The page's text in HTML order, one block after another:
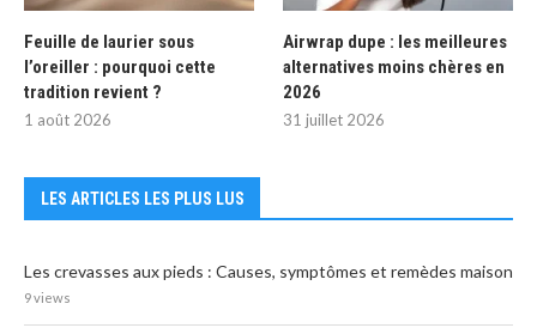
Feuille de laurier sous
l’oreiller : pourquoi cette
tradition revient ?
1 août 2026
Airwrap dupe : les meilleures
alternatives moins chères en
2026
31 juillet 2026
LES ARTICLES LES PLUS LUS
Les crevasses aux pieds : Causes, symptômes et remèdes maison
9 views